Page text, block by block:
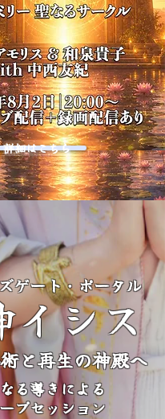
詳細はこちら
ゲート・ポータル
イシス
と再生の神殿へ
る導きによる
プセッション